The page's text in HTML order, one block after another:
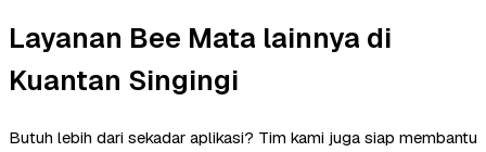
Layanan Bee Mata lainnya di
Kuantan Singingi
Butuh lebih dari sekadar aplikasi? Tim kami juga siap membantu